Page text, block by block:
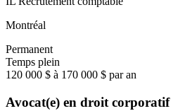
Montréal
Permanent
Temps plein
120 000 $ à 170 000 $ par an
Avocat(e) en droit corporatif